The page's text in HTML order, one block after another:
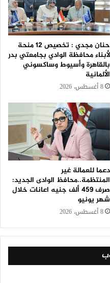
حنان مجدي : تخصيص 12 منحة
لأبناء محافظة الوادي بجامعتي بدر
بالقاهرة وأسيوط وساكسوني
الألمانية
8 أغسطس، 2026
دعما للعمالة غير
المنتظمة..محافظ الوادى الجديد:
صرف 459 ألف جنيه اعانات خلال
شهر يونيو
8 أغسطس، 2026